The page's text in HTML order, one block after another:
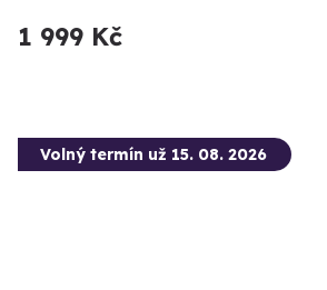
1 999 Kč
Volný termín už 15. 08. 2026